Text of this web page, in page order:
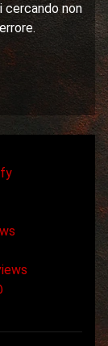
cercando non